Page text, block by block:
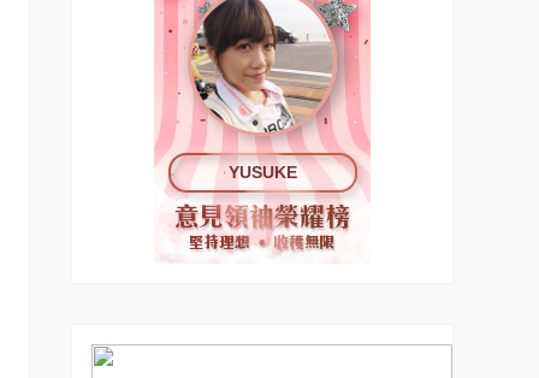
YUSUKE